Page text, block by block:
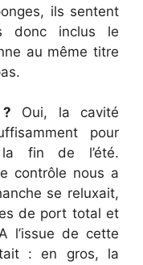
ils sentent
donc inclus le
au même titre
Oui, la cavité
pour
fin de l’été.
contrôle nous a
se reluxait,
de port total et
l’issue de cette
: en gros, la